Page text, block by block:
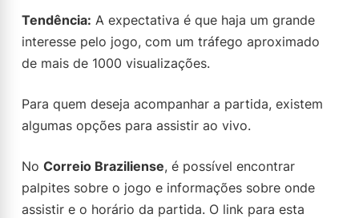
Tendência: A expectativa é que haja um grande
interesse pelo jogo, com um tráfego aproximado
de mais de 1000 visualizações.
Para quem deseja acompanhar a partida, existem
algumas opções para assistir ao vivo.
No Correio Braziliense, é possível encontrar
palpites sobre o jogo e informações sobre onde
assistir e o horário da partida. O link para esta